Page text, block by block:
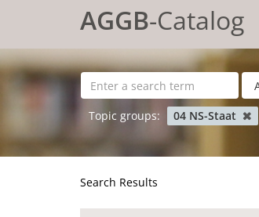
for search ''
AGGB-Catalog
Topic groups: 04 NS-Staat
Search Results